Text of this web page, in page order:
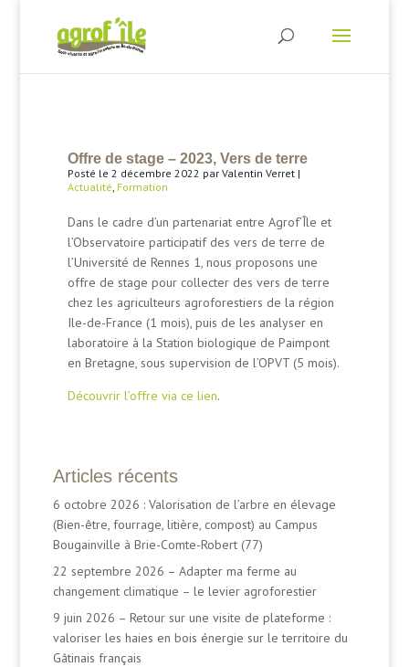
Offre de stage – 2023, Vers de terre
Posté le 2 décembre 2022 par Valentin Verret |
Actualité, Formation
Dans le cadre d’un partenariat entre Agrof’Île et
l’Observatoire participatif des vers de terre de
l’Université de Rennes 1, nous proposons une
offre de stage pour collecter des vers de terre
chez les agriculteurs agroforestiers de la région
Ile-de-France (1 mois), puis de les analyser en
laboratoire à la Station biologique de Paimpont
en Bretagne, sous supervision de l’OPVT (5 mois).
Découvrir l’offre via ce lien.
Articles récents
6 octobre 2026 : Valorisation de l’arbre en élevage
(Bien-être, fourrage, litière, compost) au Campus
Bougainville à Brie-Comte-Robert (77)
22 septembre 2026 – Adapter ma ferme au
changement climatique – le levier agroforestier
9 juin 2026 – Retour sur une visite de plateforme :
valoriser les haies en bois énergie sur le territoire du
Gâtinais français